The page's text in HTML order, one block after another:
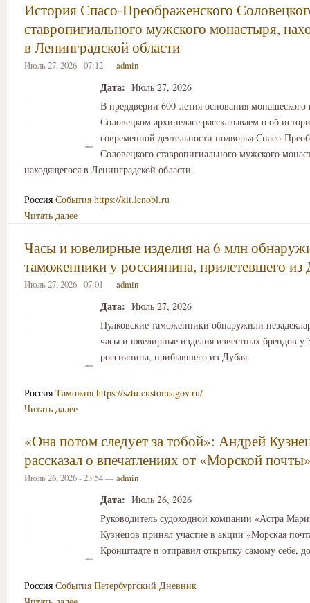
История Спасо-Преображенского
ставропигиального мужского монастыря,
в Ленинградской области
Июль 27, 2026 - 07:12 —admin
Дата: Июль 27, 2026
В преддверии 600-летия основания монашеского
Соловецком архипелаге рассказываем о об
современной деятельности подворья Спасо-
Соловецкого ставропигиального мужского
находящегося в Ленинградской области.
Россия События https://kit.lenobl.ru
Читать далее
Часы и ювелирные изделия на 6 млн
таможенники у россиянина, прилетевшего из
Июль 27, 2026 - 07:01 —admin
Дата: Июль 27, 2026
Пулковские таможенники обнаружили
часы и ювелирные изделия известных брендов у
россиянина, прибывшего из Дубая.
Россия Таможня https://sztu.customs.gov.ru/
Читать далее
«Она потом следует за тобой»: Андрей
рассказал о впечатлениях от «Морской
Июль 26, 2026 - 23:54 —admin
Дата: Июль 26, 2026
Руководитель судоходной компании «Астра
Кузнецов принял участие в акции «Морская
Кронштадте и отправил открытку самому себе,
Россия События Петербургский Дневник